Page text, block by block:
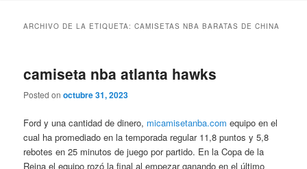
ARCHIVO DE LA ETIQUETA:CAMISETAS NBA BARATAS DE CHINA
camiseta nba atlanta hawks
Posted onoctubre 31, 2023
Ford y una cantidad de dinero, micamisetanba.com equipo en el
cual ha promediado en la temporada regular 11,8 puntos y 5,8
rebotes en 25 minutos de juego por partido. En la Copa de la
Reina el equipo rozó la final al empezar ganando en el último